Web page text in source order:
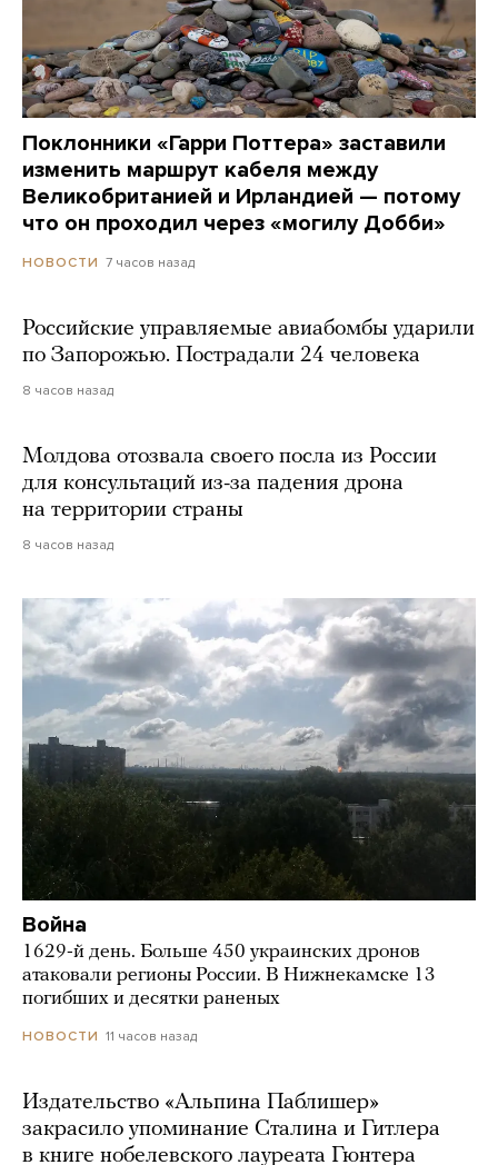
Поклонники «Гарри Поттера» заставили
изменить маршрут кабеля между
Великобританией и Ирландией — потому
что он проходил через «могилу Добби»
НОВОСТИ 7 часов назад
Российские управляемые авиабомбы ударили
по Запорожью. Пострадали 24 человека
8 часов назад
Молдова отозвала своего посла из России
для консультаций из-за падения дрона
на территории страны
8 часов назад
Война
1629-й день. Больше 450 украинских дронов
атаковали регионы России. В Нижнекамске 13
погибших и десятки раненых
НОВОСТИ 11 часов назад
Издательство «Альпина Паблишер»
закрасило упоминание Сталина и Гитлера
в книге нобелевского лауреата Гюнтера